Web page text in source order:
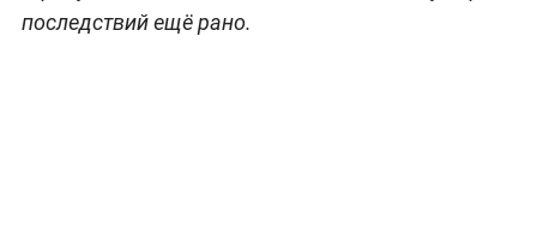
последствий ещё рано.